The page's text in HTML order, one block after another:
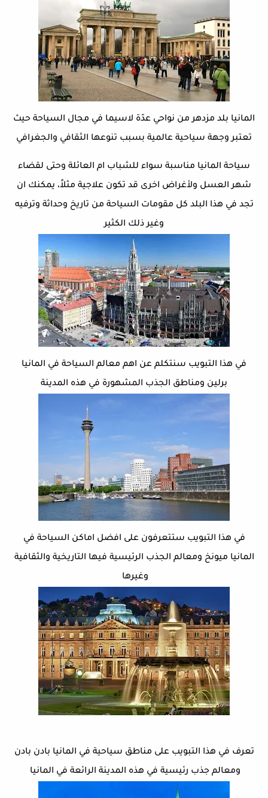
المانيا بلد مزدهر من نواحي عدّة لاسيما في مجال السياحة حيث
تعتبر وجهة سياحية عالمية بسبب تنوعها الثقافي والجغرافي
سياحة المانيا مناسبة سواء للشباب ام العائلة وحتى لقضاء
شهر العسل ولأغراض اخرى قد تكون علاجية مثلاً، يمكنك ان
تجد في هذا البلد كل مقومات السياحة من تاريخ وحداثة وترفيه
وغير ذلك الكثير
في هذا التبويب سنتكلم عن اهم معالم السياحة في المانيا
برلين ومناطق الجذب المشهورة في هذه المدينة
في هذا التبويب ستتعرفون على افضل اماكن السياحة في
المانيا ميونخ ومعالم الجذب الرئيسية فيها التاريخية والثقافية
وغيرها
تعرف في هذا التبويب على مناطق سياحية في المانيا بادن بادن
ومعالم جذب رئيسية في هذه المدينة الرائعة في المانيا